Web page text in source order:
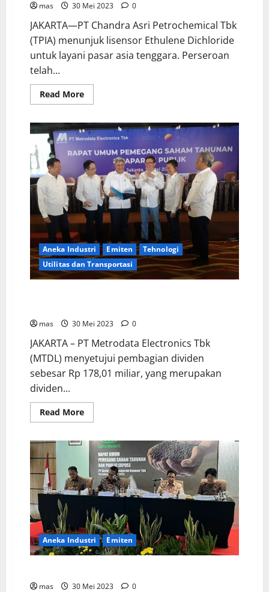
mas 30 Mei 2023 0
JAKARTA—PT Chandra Asri Petrochemical Tbk
(TPIA) menunjuk lisensor Ethulene Dichloride
untuk layani pasar asia tenggara. Perseroan
telah...
Read More
Aneka Industri Emiten
Tehnologi
Utilitas dan Transportasi
mas 30 Mei 2023 0
JAKARTA – PT Metrodata Electronics Tbk
(MTDL) menyetujui pembagian dividen
sebesar Rp 178,01 miliar, yang merupakan
dividen...
Read More
Aneka Industri Emiten
mas 30 Mei 2023 0